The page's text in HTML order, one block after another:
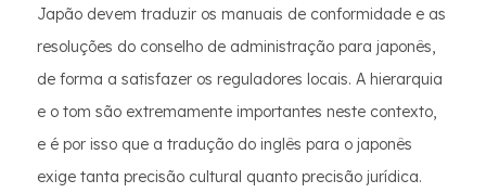
Japão devem traduzir os manuais de conformidade e as
resoluções do conselho de administração para japonês,
de forma a satisfazer os reguladores locais. A hierarquia
e o tom são extremamente importantes neste contexto,
e é por isso que a tradução do inglês para o japonês
exige tanta precisão cultural quanto precisão jurídica.